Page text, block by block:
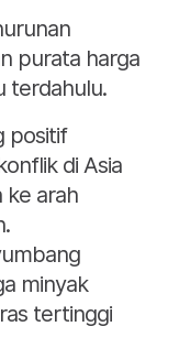
purata harga
terdahulu.
positif
di Asia
ke arah
minyak
tertinggi